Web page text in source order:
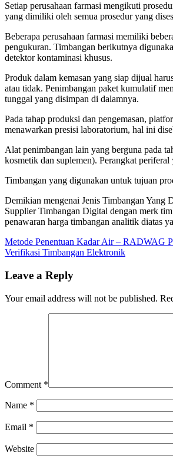
Setiap perusahaan farmasi mengikuti
yang dimiliki oleh semua prosedur yang
Beberapa perusahaan farmasi memiliki
pengukuran. Timbangan berikutnya
detektor kontaminasi khusus.
Produk dalam kemasan yang siap dijual
atau tidak. Penimbangan paket kumulatif
tunggal yang disimpan di dalamnya.
Pada tahap produksi dan pengemasan,
menawarkan presisi laboratorium, hal ini
Alat penimbangan lain yang berguna pada
kosmetik dan suplemen). Perangkat
Timbangan yang digunakan untuk tujuan
Demikian mengenai Jenis Timbangan
Supplier Timbangan Digital dengan merk
penawaran harga timbangan analitik diatas
Metode Penentuan Kadar Air – RADWAG
Verifikasi Timbangan Elektronik
Leave a Reply
Your email address will not be published.
Comment *
Name *
Email *
Website